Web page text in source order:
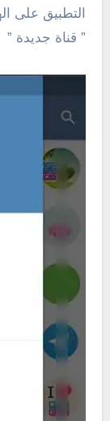
التطبيق على
” قناة جديدة ”